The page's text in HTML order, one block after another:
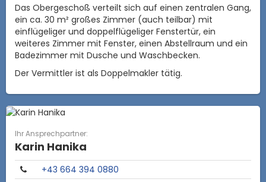
Das Obergeschoß verteilt sich auf einen zentralen Gang,
ein ca. 30 m² großes Zimmer (auch teilbar) mit
einflügeliger und doppelflügeliger Fenstertür, ein
weiteres Zimmer mit Fenster, einen Abstellraum und ein
Badezimmer mit Dusche und Waschbecken.
Der Vermittler ist als Doppelmakler tätig.
Ihr Ansprechpartner:
Karin Hanika
​+43 664 394 0880